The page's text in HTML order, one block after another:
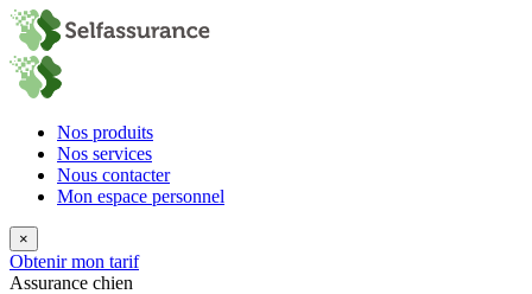
Nos produits
Nos services
Nous contacter
Mon espace personnel
×
Obtenir mon tarif
Assurance chien